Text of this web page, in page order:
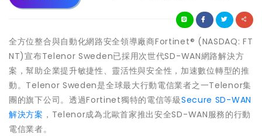
全方位整合與自動化網路安全領導廠商Fortinet® (NASDAQ: FT
NT)宣布Telenor Sweden已採用次世代SD-WAN網路解決方
案，幫助企業提升敏捷性、靈活性與安全性，加速數位轉型的推
動。Telenor Sweden是全球最大行動電信業者之一Telenor集
團的旗下公司。透過Fortinet獨特的電信等級Secure SD-WAN
解決方案 ，Telenor成為北歐首家推出安全SD-WAN服務的行動
電信業者。